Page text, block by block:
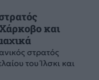
και
στρατός
του Ίλσκι και